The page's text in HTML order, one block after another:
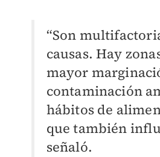
“Son
causas. Hay
mayor
contaminación
hábitos de
que también
señaló.